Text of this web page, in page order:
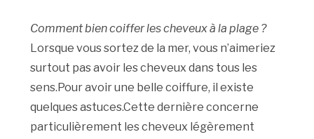
Comment bien coiffer les cheveux à la plage ?
Lorsque vous sortez de la mer, vous n’aimeriez
surtout pas avoir les cheveux dans tous les
sens.Pour avoir une belle coiffure, il existe
quelques astuces.Cette dernière concerne
particulièrement les cheveux légèrement